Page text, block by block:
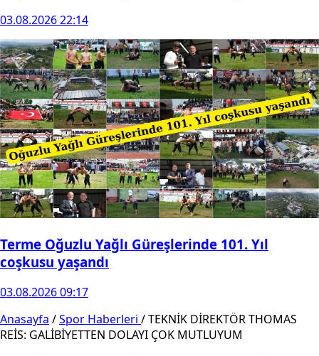
03.08.2026 22:14
Terme Oğuzlu Yağlı Güreşlerinde 101. Yıl
coşkusu yaşandı
03.08.2026 09:17
Anasayfa /Spor Haberleri /TEKNİK DİREKTÖR THOMAS
REİS: GALİBİYETTEN DOLAYI ÇOK MUTLUYUM